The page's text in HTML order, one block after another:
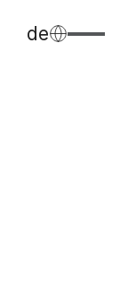
de